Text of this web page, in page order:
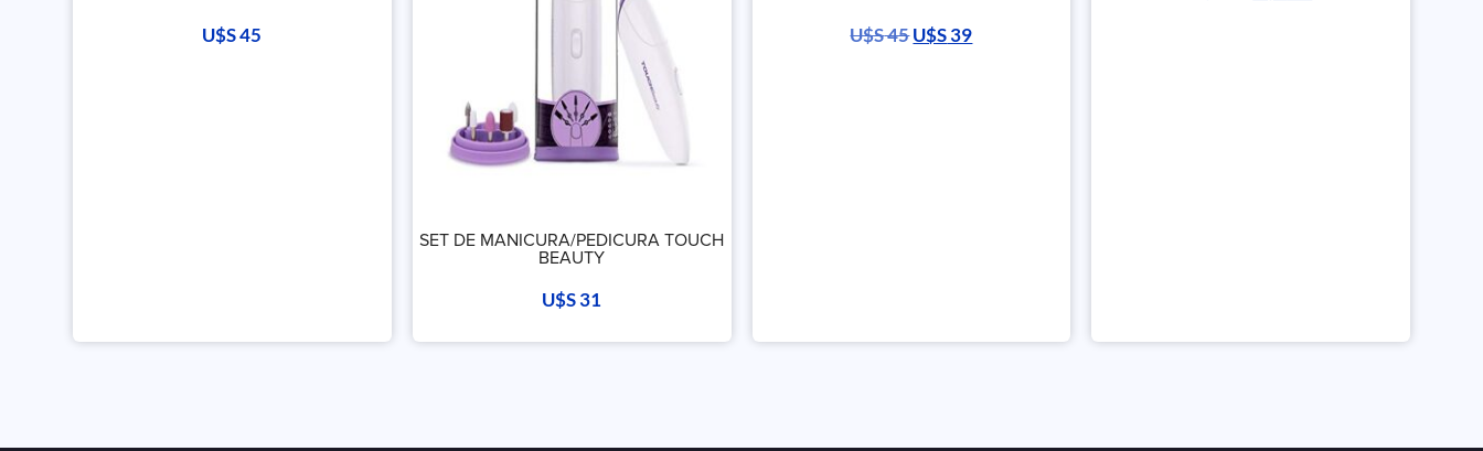
U$S45
SET DE MANICURA/PEDICURA TOUCH
BEAUTY
U$S31
U$S45U$S39